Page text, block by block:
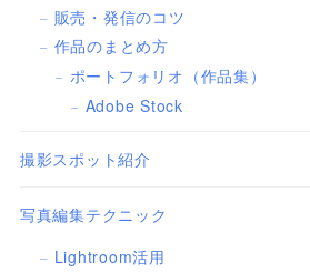
販売・発信のコツ
作品のまとめ方
ポートフォリオ（作品集）
Adobe Stock
撮影スポット紹介
写真編集テクニック
Lightroom活用